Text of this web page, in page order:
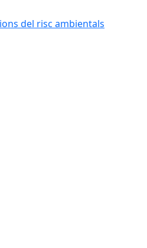
del risc ambientals